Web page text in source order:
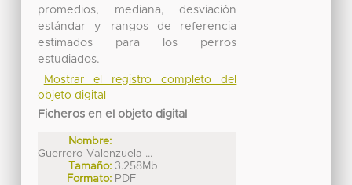
promedios, mediana, desviación
estándar y rangos de referencia
estimados para los perros
estudiados.
Mostrar el registro completo del
objeto digital
Ficheros en el objeto digital
Nombre:
Guerrero-Valenzuela ...
Tamaño: 3.258Mb
Formato: PDF